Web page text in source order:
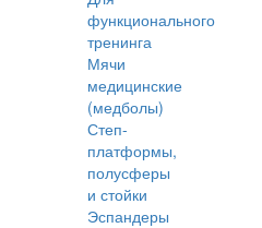
функционального
тренинга
Мячи
медицинские
(медболы)
Степ-
платформы,
полусферы
и стойки
Эспандеры